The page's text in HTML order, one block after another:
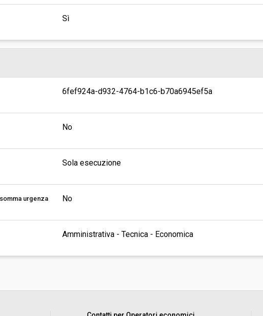
Sì
6fef924a-d932-4764-b1c6-b70a6945ef5a
No
Sola esecuzione
urgenza No
Amministrativa - Tecnica - Economica